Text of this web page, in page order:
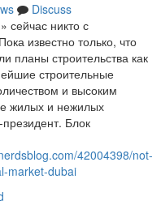
Discuss
сейчас никто с
известно только, что
планы строительства как
строительные
и высоким
жилых и нежилых
Блок
42004398/not-
market-dubai